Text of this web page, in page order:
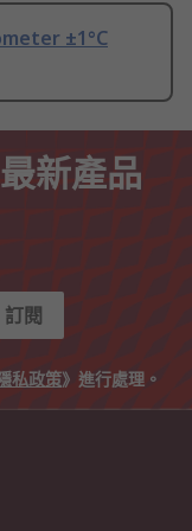
±1°C
新產品
訂閱
私政策》進行處理。